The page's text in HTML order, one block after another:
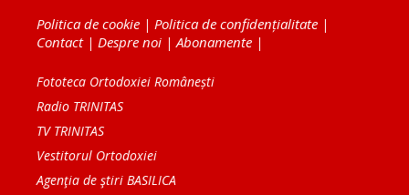
Politica de cookie | Politica de confidențialitate |
Contact| Despre noi |Abonamente |
Fototeca Ortodoxiei Românești
Radio TRINITAS
TV TRINITAS
Vestitorul Ortodoxiei
Agenţia de ştiri BASILICA